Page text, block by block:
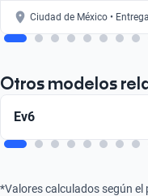
Ciudad de México •
Otros modelos
Ev6
*Valores calculados según